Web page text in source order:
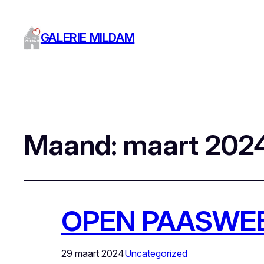
GALERIE MILDAM
Maand: maart
OPEN
29 maart 2024Uncategorized